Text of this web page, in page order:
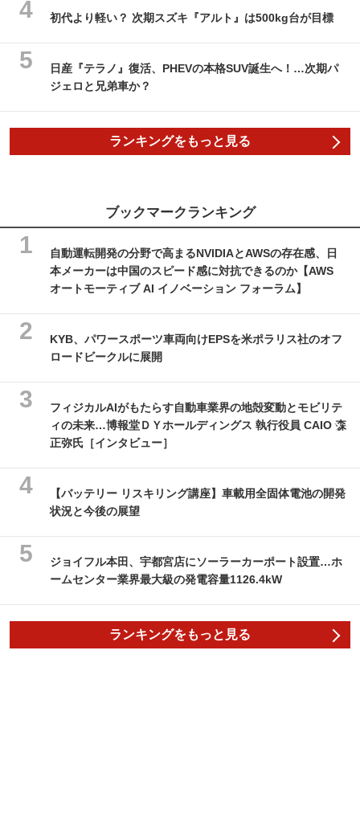
初代より軽い？ 次期スズキ『アルト』は500kg台が目標
日産『テラノ』復活、PHEVの本格SUV誕生へ！…次期パ
ジェロと兄弟車か？
ランキングをもっと見る
ブックマークランキング
自動運転開発の分野で高まるNVIDIAとAWSの存在感、日
本メーカーは中国のスピード感に対抗できるのか【AWS
オートモーティブ AI イノベーション フォーラム】
KYB、パワースポーツ車両向けEPSを米ポラリス社のオフ
ロードビークルに展開
フィジカルAIがもたらす自動車業界の地殻変動とモビリテ
ィの未来…博報堂ＤＹホールディングス 執行役員 CAIO 森
正弥氏［インタビュー］
【バッテリー リスキリング講座】車載用全固体電池の開発
状況と今後の展望
ジョイフル本田、宇都宮店にソーラーカーポート設置…ホ
ームセンター業界最大級の発電容量1126.4kW
ランキングをもっと見る